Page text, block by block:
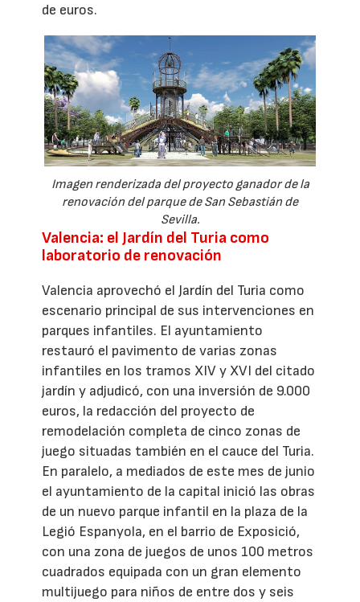
de euros.
Imagen renderizada del proyecto ganador de la
renovación del parque de San Sebastián de
Sevilla.
Valencia: el Jardín del Turia como
laboratorio de renovación
Valencia aprovechó el Jardín del Turia como
escenario principal de sus intervenciones en
parques infantiles. El ayuntamiento
restauró el pavimento de varias zonas
infantiles en los tramos XIV y XVI del citado
jardín y adjudicó, con una inversión de 9.000
euros, la redacción del proyecto de
remodelación completa de cinco zonas de
juego situadas también en el cauce del Turia.
En paralelo, a mediados de este mes de junio
el ayuntamiento de la capital inició las obras
de un nuevo parque infantil en la plaza de la
Legió Espanyola, en el barrio de Exposició,
con una zona de juegos de unos 100 metros
cuadrados equipada con un gran elemento
multijuego para niños de entre dos y seis